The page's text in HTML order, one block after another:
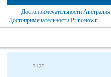
Достопримечательности Австралия
Достопримечательности Princetown
7125